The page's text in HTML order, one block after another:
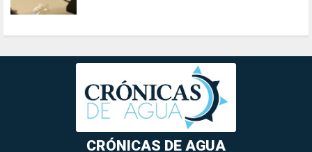
CRÓNICAS DE AGUA